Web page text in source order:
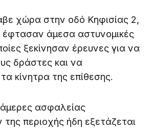
χώρα στην οδό Κηφισίας 2,
έφτασαν άμεσα αστυνομικές
ξεκίνησαν έρευνες για να
δράστες και να
κίνητρα της επίθεσης.
ασφαλείας
περιοχής ήδη εξετάζεται